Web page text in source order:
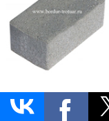
Тротуарная
200х100х60